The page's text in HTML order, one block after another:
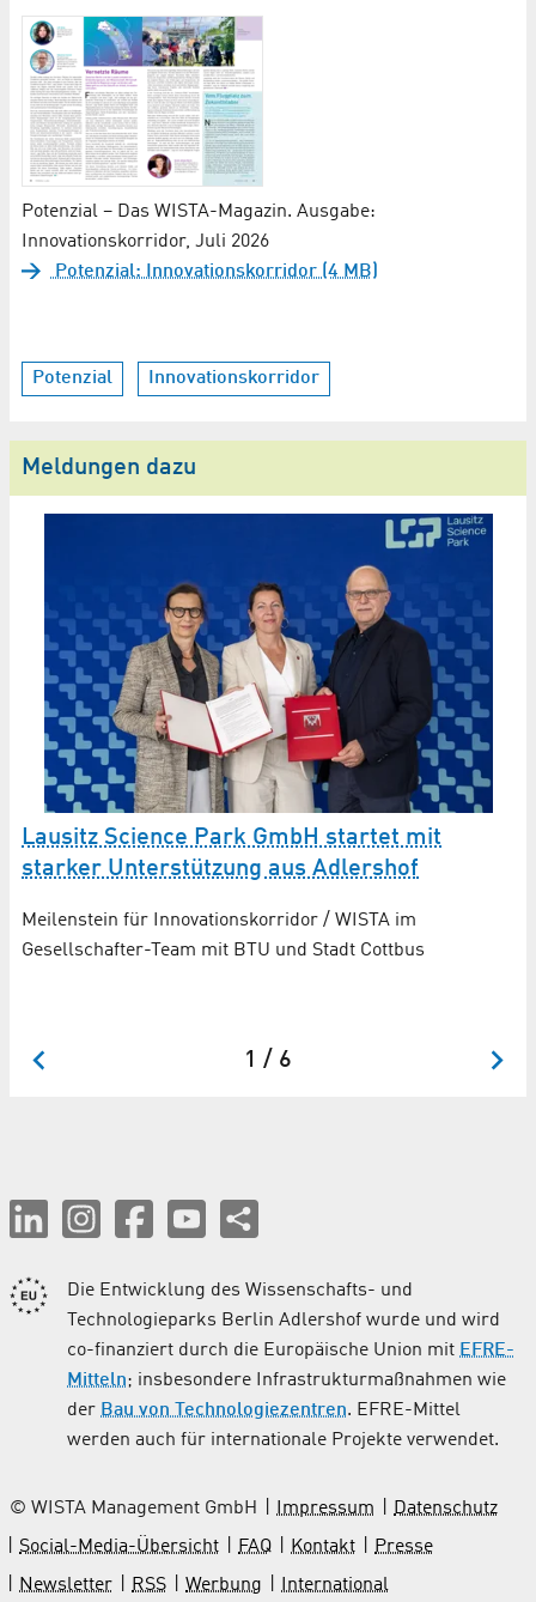
Potenzial – Das WISTA-Magazin. Ausgabe:
Innovationskorridor, Juli 2026
Potenzial: Innovations­korridor (4 MB)
Potenzial Innovationskorridor
Meldungen dazu
Lausitz Science Park GmbH startet mit
starker Unterstützung aus Adlershof
Meilenstein für Innovationskorridor / WISTA im
Gesellschafter-Team mit BTU und Stadt Cottbus
1 / 6
Die Entwicklung des Wissenschafts- und
Technologieparks Berlin Adlershof wurde und wird
co-finanziert durch die Europäische Union mit EFRE-
Mitteln; insbesondere Infrastrukturmaßnahmen wie
der Bau von Technologiezentren. EFRE-Mittel
werden auch für internationale Projekte verwendet.
© WISTA Management GmbH Impressum
Datenschutz
Social-Media-Übersicht
FAQ Kontakt
Presse
Newsletter
RSS Werbung International